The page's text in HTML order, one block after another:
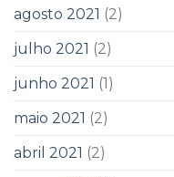
agosto 2021 (2)
julho 2021 (2)
junho 2021 (1)
maio 2021 (2)
abril 2021 (2)